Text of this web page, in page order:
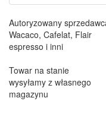
Autoryzowany
Wacaco, Cafelat, Flair
espresso i inni
Towar na stanie
wysyłamy z własnego
magazynu